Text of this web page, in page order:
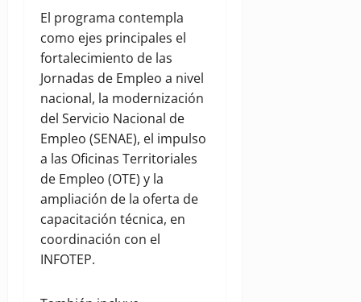
El programa contempla
como ejes principales el
fortalecimiento de las
Jornadas de Empleo a nivel
nacional, la modernización
del Servicio Nacional de
Empleo (SENAE), el impulso
a las Oficinas Territoriales
de Empleo (OTE) y la
ampliación de la oferta de
capacitación técnica, en
coordinación con el
INFOTEP.